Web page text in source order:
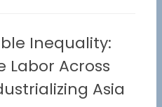
Inequality:
Across
Asia